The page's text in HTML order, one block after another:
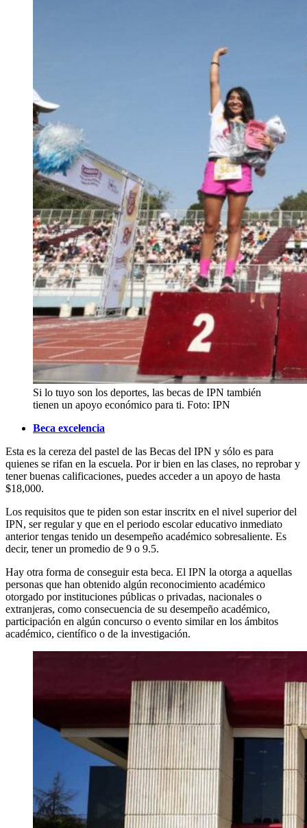
Si lo tuyo son los deportes, las becas de IPN también
tienen un apoyo económico para ti. Foto: IPN
Beca excelencia
Esta es la cereza del pastel de las Becas del IPN y sólo es para
quienes se rifan en la escuela. Por ir bien en las clases, no reprobar y
tener buenas calificaciones, puedes acceder a un apoyo de hasta
$18,000.
Los requisitos que te piden son estar inscritx en el nivel superior del
IPN, ser regular y que en el periodo escolar educativo inmediato
anterior tengas tenido un desempeño académico sobresaliente. Es
decir, tener un promedio de 9 o 9.5.
Hay otra forma de conseguir esta beca. El IPN la otorga a aquellas
personas que han obtenido algún reconocimiento académico
otorgado por instituciones públicas o privadas, nacionales o
extranjeras, como consecuencia de su desempeño académico,
participación en algún concurso o evento similar en los ámbitos
académico, científico o de la investigación.